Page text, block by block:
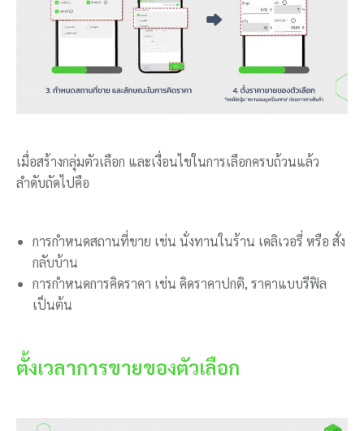
เมื่อสร้างกลุ่มตัวเลือก และเงื่อนไขในการเลือกครบถ้วนแล้ว
ลำดับถัดไปคือ
การกำหนดสถานที่ขาย เช่น นั่งทานในร้าน เดลิเวอรี่ หรือ สั่ง
กลับบ้าน
การกำหนดการคิดราคา เช่น คิดราคาปกติ, ราคาแบบรีฟิล
เป็นต้น
ตั้งเวลาการขายของตัวเลือก